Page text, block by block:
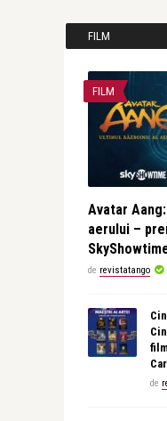
FILM
FILM
Avatar
aerului –
de revistatango
de